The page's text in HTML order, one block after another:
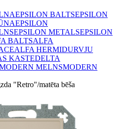
EPSILON BALTSEPSILON
EPSILON
EPSILON METALSEPSILON
BALTSALFA
ALFA HERMIDURVJU
KASTEDELTA
MELNSMODERN
"Retro"/matēta bēša